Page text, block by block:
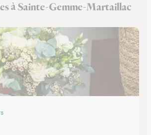
à Sainte-Gemme-Martaillac